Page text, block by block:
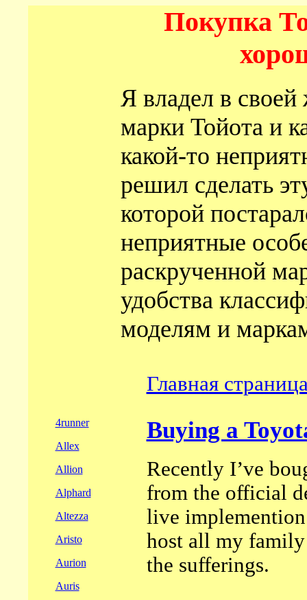
Покупка
Я владел в
марки Тойота и
какой-то
решил сделать
которой
неприятные
раскрученной
удобства
моделям и
Главная
4runner
Allex
Allion
Alphard
Altezza
Aristo
Aurion
Auris
Buying a
Recently I’ve
from the official
live implemention
host all my
the sufferings.